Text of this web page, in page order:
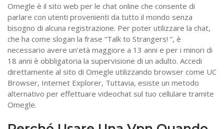
Omegle è il sito web per le chat online che consente di
parlare con utenti provenienti da tutto il mondo senza
bisogno di alcuna registrazione. Per poter utilizzare la chat,
che ha come slogan la frase “Talk to Strangers! “, è
necessario avere un’età maggiore a 13 anni e per i minori di
18 anni è obbligatoria la supervisione di un adulto. Accedi
direttamente al sito di Omegle utilizzando browser come UC
Browser, Internet Explorer, Tuttavia, esiste un metodo
alternativo per effettuare videochat sul tuo cellulare tramite
Omegle.